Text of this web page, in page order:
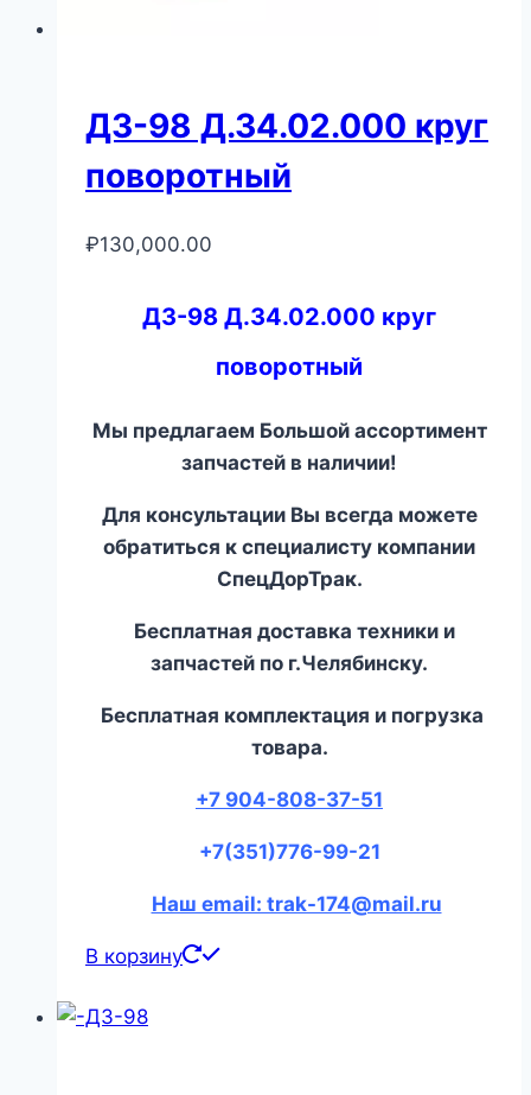
ДЗ-98 Д.34.02.000 круг
поворотный
₽130,000.00
ДЗ-98 Д.34.02.000 круг
поворотный
Мы предлагаем Большой ассортимент
запчастей в наличии!
Для консультации Вы всегда можете
обратиться к специалисту компании
СпецДорТрак.
Бесплатная доставка техники и
запчастей по г.Челябинску.
Бесплатная комплектация и погрузка
товара.
+7 904-808-37-51
+7(351)776-99-21
Наш email: trak-174@mail.ru
В корзину